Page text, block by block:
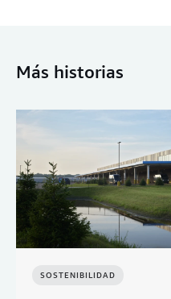
Más historias
SOSTENIBILIDAD